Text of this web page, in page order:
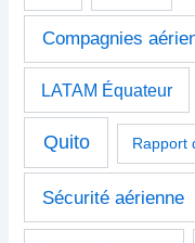
Compagnies
LATAM Équateur
Quito Rapport
Sécurité aérienne